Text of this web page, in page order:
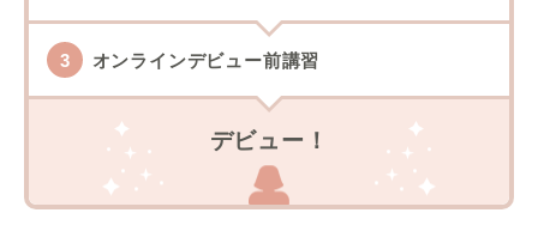
オンラインデビュー前講習
デビュー！